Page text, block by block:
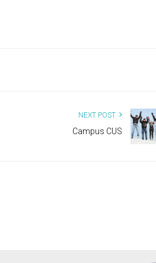
NEXT POST
Campus CUS